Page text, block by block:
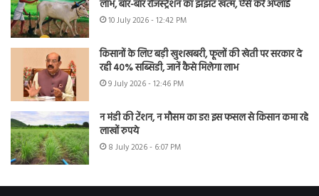
लाभ, बार-बार रजिस्ट्रेशन का झंझट खत्म, ऐसे करें अप्लाई
10 July 2026 - 12:42 PM
किसानों के लिए बड़ी खुशखबरी, फूलों की खेती पर सरकार दे
रही 40% सब्सिडी, जानें कैसे मिलेगा लाभ
9 July 2026 - 12:46 PM
न मंडी की टेंशन, न मौसम का डर! इस फसल से किसान कमा रहे
लाखों रुपये
8 July 2026 - 6:07 PM